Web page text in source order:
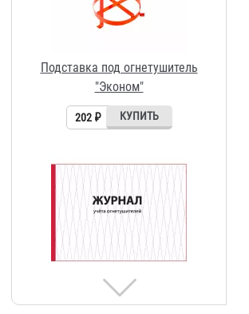
Журнал учета огнетушителей
Журнал регистрации
инструктажа на рабочем месте